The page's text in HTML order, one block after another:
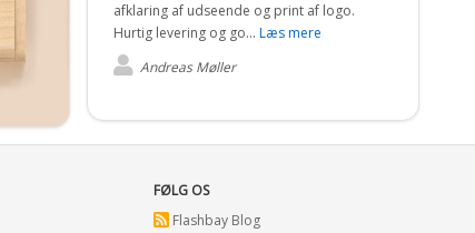
afklaring af udseende og print af logo.
Hurtig levering og go...Læs mere
Andreas Møller
FØLG OS
Flashbay Blog